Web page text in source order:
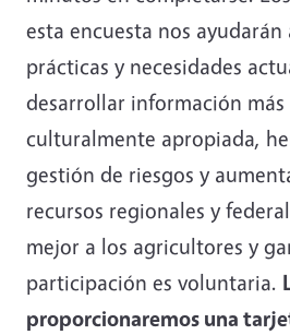
esta encuesta nos
prácticas y necesidades
desarrollar información
culturalmente apropiada,
gestión de riesgos y
recursos regionales y
mejor a los agricultores y
participación es voluntaria.
proporcionaremos una